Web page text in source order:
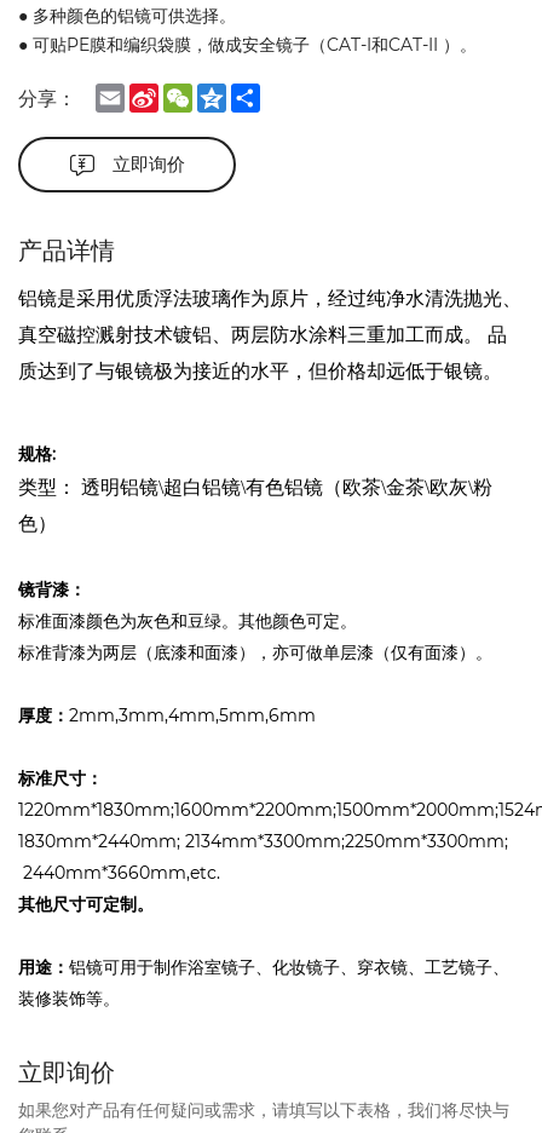
● 多种颜色的铝镜可供选择。
● 可贴PE膜和编织袋膜，做成安全镜子（CAT-I和CAT-II ）。
分享： EmailSina
Weibo
WeChat
Qzone
立即询价
产品详情
铝镜是采用优质浮法玻璃作为原片，经过纯净水清洗抛光、
真空磁控溅射技术镀铝、两层防水涂料三重加工而成。 品
质达到了与银镜极为接近的水平，但价格却远低于银镜。
规格:
类型： 透明铝镜\超白铝镜\有色铝镜（欧茶\金茶\欧灰\粉
色）
镜背漆：
标准面漆颜色为灰色和豆绿。其他颜色可定。
标准背漆为两层（底漆和面漆），亦可做单层漆（仅有面漆）。
厚度： 2mm,3mm,4mm,5mm,6mm
标准尺寸：
1830mm*2440mm; 2134mm*3300mm;2250mm*3300mm;
2440mm*3660mm,etc.
其他尺寸可定制。
用途： 铝镜可用于制作浴室镜子、化妆镜子、穿衣镜、工艺镜子、
装修装饰等。
立即询价
如果您对产品有任何疑问或需求，请填写以下表格，我们将尽快与